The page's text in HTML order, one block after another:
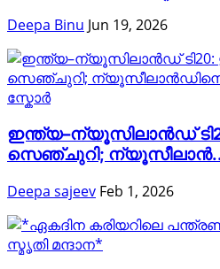
Deepa Binu Jun 19, 2026
ഇന്ത്യ–ന്യൂസിലാൻഡ്
സെഞ്ചുറി;
Deepa sajeev Feb 1, 2026